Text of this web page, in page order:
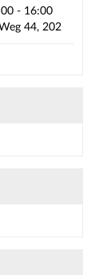
- 16:00
44, 202